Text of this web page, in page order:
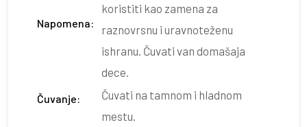
Napomena:
koristiti kao zamena za
raznovrsnu i uravnoteženu
ishranu. Čuvati van domašaja
dece.
Čuvanje:
Čuvati na tamnom i hladnom
mestu.